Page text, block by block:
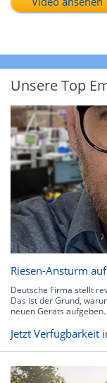
Unsere Top
Riesen-Ansturm
Deutsche Firma stellt
Das ist der Grund,
neuen Geräts aufgeben.
Jetzt Verfügbarkeit